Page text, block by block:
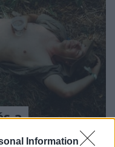
Information
a